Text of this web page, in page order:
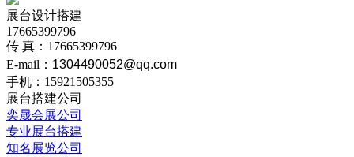
展台设计搭建
17665399796
传 真：17665399796
E-mail： 1304490052@qq.com
手机：15921505355
展台搭建公司
奕晟会展公司
专业展台搭建
知名展览公司